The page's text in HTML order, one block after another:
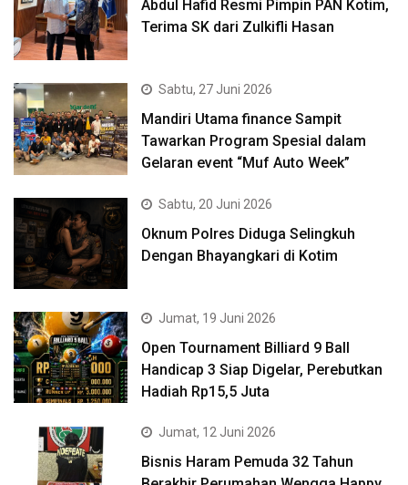
Abdul Hafid Resmi Pimpin PAN Kotim,
Terima SK dari Zulkifli Hasan
Sabtu, 27 Juni 2026
Mandiri Utama finance Sampit
Tawarkan Program Spesial dalam
Gelaran event “Muf Auto Week”
Sabtu, 20 Juni 2026
Oknum Polres Diduga Selingkuh
Dengan Bhayangkari di Kotim
Jumat, 19 Juni 2026
Open Tournament Billiard 9 Ball
Handicap 3 Siap Digelar, Perebutkan
Hadiah Rp15,5 Juta
Jumat, 12 Juni 2026
Bisnis Haram Pemuda 32 Tahun